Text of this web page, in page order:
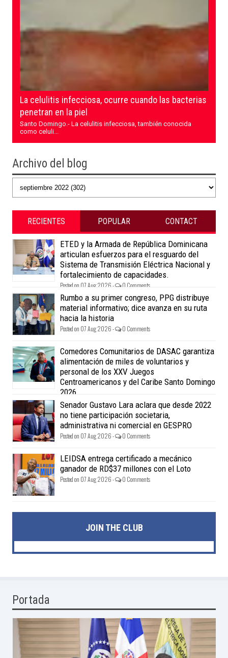
La celulitis infecciosa, ocurre cuando las bacterias
penetran en la piel
Santo Domingo.- La celulitis infecciosa, también conocida
como celuli...
Archivo del blog
RECIENTES POPULAR CONTACT
ETED y la Armada de República Dominicana
articulan esfuerzos para el resguardo del
Sistema de Transmisión Eléctrica Nacional y
fortalecimiento de capacidades.
Posted on 07 Aug 2026 - 0 Comments
Rumbo a su primer congreso, PPG distribuye
material informativo; dice avanza en su ruta
hacia la historia
Posted on 07 Aug 2026 - 0 Comments
Comedores Comunitarios de DASAC garantiza
alimentación de miles de voluntarios y
personal de los XXV Juegos
Centroamericanos y del Caribe Santo Domingo
2026
Posted on 07 Aug 2026 - 0 Comments
Senador Gustavo Lara aclara que desde 2022
no tiene participación societaria,
administrativa ni comercial en GESPRO
Posted on 07 Aug 2026 - 0 Comments
LEIDSA entrega certificado a mecánico
ganador de RD$37 millones con el Loto
Posted on 07 Aug 2026 - 0 Comments
JOIN THE CLUB
Portada